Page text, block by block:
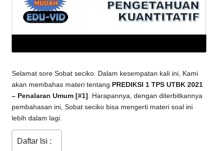
Selamat sore Sobat seciko. Dalam kesempatan kali ini, Kami
akan membahas materi tentang PREDIKSI 1 TPS UTBK 2021
– Penalaran Umum [#1] . Harapannya, dengan diterbitkannya
pembahasan ini, Sobat seciko bisa mengerti materi soal ini
lebih dalam lagi.
Daftar Isi :